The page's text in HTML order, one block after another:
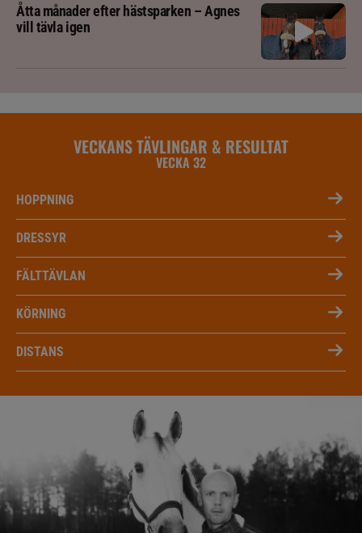
Åtta månader efter hästsparken – Agnes
vill tävla igen
VECKANS TÄVLINGAR & RESULTAT
VECKA 32
HOPPNING
DRESSYR
FÄLTTÄVLAN
KÖRNING
DISTANS